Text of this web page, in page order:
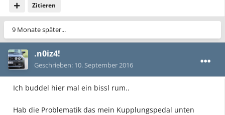
Zitieren
9 Monate später...
.n0iz4!
Geschrieben: 10. September 2016
Ich buddel hier mal ein bissl rum..
Hab die Problematik das mein Kupplungspedal unten